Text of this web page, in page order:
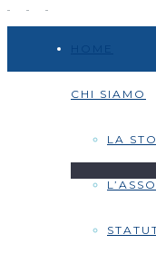
CHI SIAMO
LA